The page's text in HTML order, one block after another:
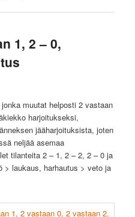
1, 2 – 0,
muutat helposti 2 vastaan
harjoitukseksi,
jääharjoituksista, joten
neljää asemaa
tilanteita 2 – 1, 2 – 2, 2 – 0 ja
> laukaus, harhautus > veto ja